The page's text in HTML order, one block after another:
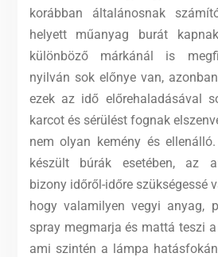
korábban általánosnak
helyett műanyag burát
különböző márkánál is
nyilván sok előnye van,
ezek az idő előrehaladásával
karcot és sérülést fognak
nem olyan kemény és
készült búrák esetében, az
bizony időről-időre szükségessé
hogy valamilyen vegyi anyag,
spray megmarja és mattá teszi
ami szintén a lámpa